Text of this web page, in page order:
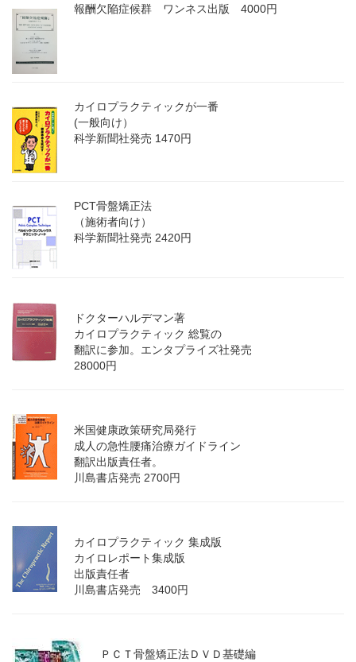
報酬欠陥症候群 ワンネス出版 4000円
カイロプラクティックが一番
(一般向け）
科学新聞社発売 1470円
PCT骨盤矯正法
（施術者向け）
科学新聞社発売 2420円
ドクターハルデマン著
カイロプラクティック 総覧の
翻訳に参加。エンタプライズ社発売
28000円
米国健康政策研究局発行
成人の急性腰痛治療ガイドライン
翻訳出版責任者。
川島書店発売 2700円
カイロプラクティック 集成版
カイロレポート集成版
出版責任者
川島書店発売 3400円
ＰＣＴ骨盤矯正法ＤＶＤ基礎編